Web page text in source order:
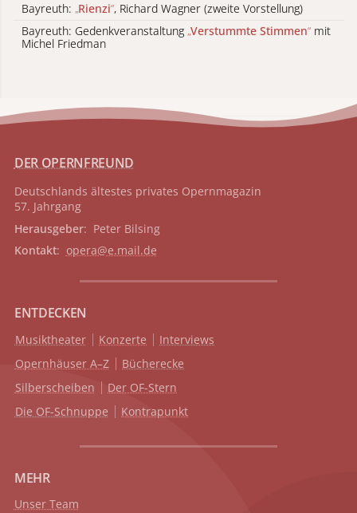
Bayreuth: „Rienzi“, Richard Wagner (zweite Vorstellung)
Bayreuth: Gedenkveranstaltung „Verstummte Stimmen“ mit
Michel Friedman
DER OPERNFREUND
Deutschlands ältestes privates Opernmagazin
57. Jahrgang
Herausgeber: Peter Bilsing
Kontakt: opera@e.mail.de
ENTDECKEN
Musiktheater Konzerte
Interviews
Opernhäuser A–Z
Bücherecke
Silberscheiben
Der OF-Stern
Die OF-Schnuppe
Kontrapunkt
MEHR
Unser Team